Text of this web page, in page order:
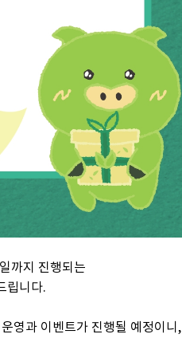
까지 진행되는
립니다.
영과 이벤트가 진행될 예정이니,